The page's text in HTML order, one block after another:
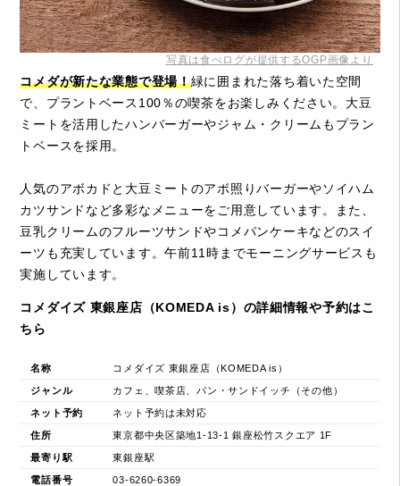
写真は食べログが提供するOGP画像より
コメダが新たな業態で登場！緑に囲まれた落ち着いた空間
で、プラントベース100％の喫茶をお楽しみください。大豆
ミートを活用したハンバーガーやジャム・クリームもプラン
トベースを採用。
人気のアボカドと大豆ミートのアボ照りバーガーやソイハム
カツサンドなど多彩なメニューをご用意しています。また、
豆乳クリームのフルーツサンドやコメパンケーキなどのスイ
ーツも充実しています。午前11時までモーニングサービスも
実施しています。
コメダイズ 東銀座店（KOMEDA is）の詳細情報や予約はこ
ちら
名称 コメダイズ 東銀座店（KOMEDA is）
ジャンル カフェ、喫茶店、パン・サンドイッチ（その他）
ネット予約 ネット予約は未対応
住所 東京都中央区築地1-13-1 銀座松竹スクエア 1F
最寄り駅 東銀座駅
電話番号 03-6260-6369